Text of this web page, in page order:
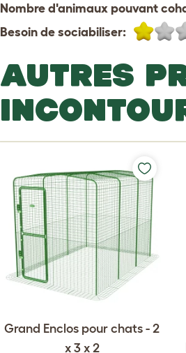
Nombre d'animaux pouvant
Besoin de sociabiliser:
AUTRES
Grand Enclos pour chats - 2
x 3 x 2